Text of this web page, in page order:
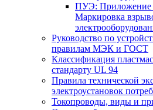
ПУЭ: Приложение
Маркировка
Руководство по
правилам МЭК и ГОСТ
Классификация
стандарту UL 94
Правила технической
электроустановок
Токопроводы, виды и